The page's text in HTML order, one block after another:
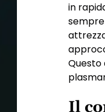
in
Questo
Il